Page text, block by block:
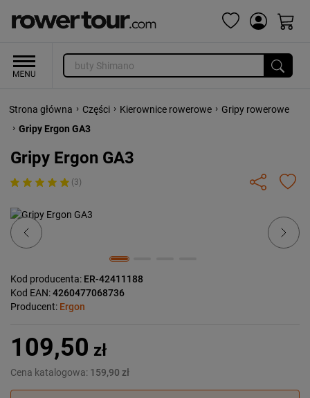
Strona główna › Części › Kierownice rowerowe › Gripy rowerowe
› Gripy Ergon GA3
Gripy Ergon GA3
(3)
Previous Next
Kod producenta: ER-42411188
Kod EAN:4260477068736
Producent: Ergon
109,50 zł
Cena katalogowa: 159,90 zł